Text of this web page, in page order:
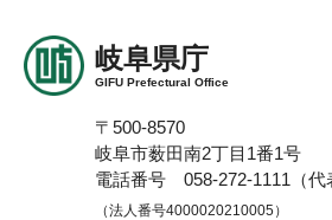
岐阜県庁
GIFU Prefectural Office
〒500-8570
岐阜市薮田南2丁目1番1号
電話番号 058-272-1111（代
（法人番号4000020210005）